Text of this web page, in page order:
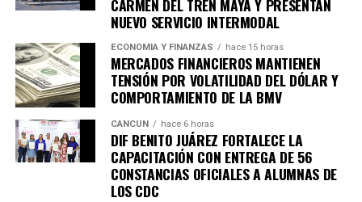
CARMEN DEL TREN MAYA Y PRESENTAN
NUEVO SERVICIO INTERMODAL
ECONOMÍA Y FINANZAS hace 15 horas
MERCADOS FINANCIEROS MANTIENEN
TENSIÓN POR VOLATILIDAD DEL DÓLAR Y
COMPORTAMIENTO DE LA BMV
CANCÚN hace 6 horas
DIF BENITO JUÁREZ FORTALECE LA
CAPACITACIÓN CON ENTREGA DE 56
CONSTANCIAS OFICIALES A ALUMNAS DE
LOS CDC